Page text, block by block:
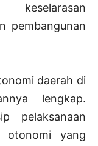
pembangunan
daerah di
lengkap.
pelaksanaan
otonomi yang